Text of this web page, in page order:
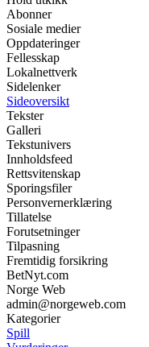
Abonner
Sosiale medier
Oppdateringer
Fellesskap
Lokalnettverk
Sidelenker
Sideoversikt
Tekster
Galleri
Tekstunivers
Innholdsfeed
Rettsvitenskap
Sporingsfiler
Personvernerklæring
Tillatelse
Forutsetninger
Tilpasning
Fremtidig forsikring
BetNyt.com
Norge Web
admin@norgeweb.com
Kategorier
Spill